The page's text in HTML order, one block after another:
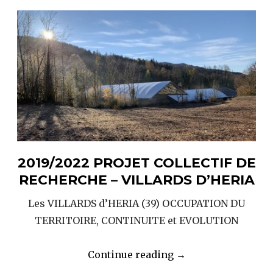
du
PCR
« occupation
du
territoire,
continuité,
évolution » »
2019/2022 PROJET COLLECTIF DE
RECHERCHE – VILLARDS D’HERIA
Les VILLARDS d’HERIA (39) OCCUPATION DU
TERRITOIRE, CONTINUITE et EVOLUTION
Continue reading « 2019/2022
→